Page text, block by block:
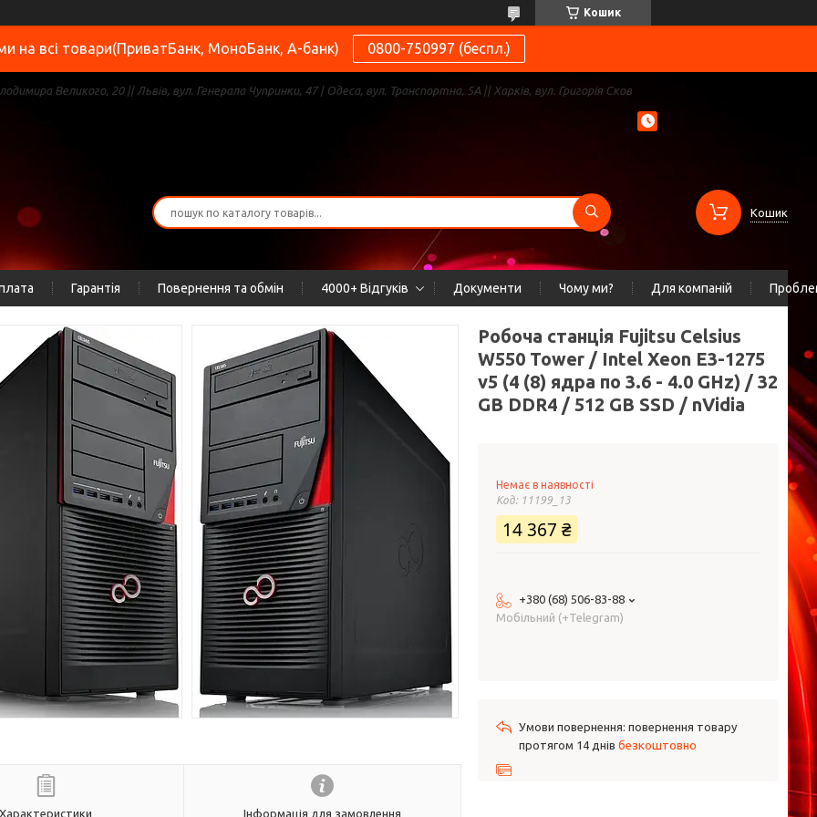
Кошик
на всі товари(ПриватБанк, МоноБанк, А-банк) 0800-750997 (беспл.)
Великого, 20 || Львів, вул. Генерала Чупринки, 47 | Одеса, вул. Транспортна, 5А || Харків, вул. Григорія Сков
Кошик
Гарантія Повернення та обмін 4000+ Відгуків Документи Чому ми? Для компаній
Характеристики Інформація для замовлення
Робоча станція Fujitsu Celsius
W550 Tower / Intel Xeon E3-1275
v5 (4 (8) ядра по 3.6 - 4.0 GHz) / 32
GB DDR4 / 512 GB SSD / nVidia
Немає в наявності
Код: 11199_13
14 367 ₴
+380 (68) 506-83-88
Мобільний (+Telegram)
повернення товару
протягом 14 днів безкоштовно